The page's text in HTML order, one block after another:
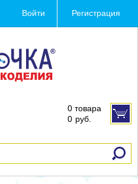
Войти Регистрация
0 товара
0 руб.